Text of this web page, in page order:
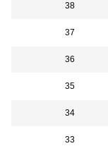
38
37
36
35
34
33